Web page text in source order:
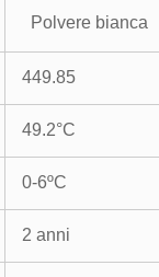
Polvere bianca
449.85
49.2°C
0-6ºC
2 anni